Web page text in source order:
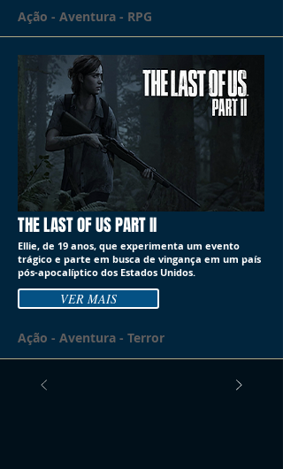
Ação - Aventura - RPG
THE LAST OF US PART II
Ellie, de 19 anos, que experimenta um evento
trágico e parte em busca de vingança em um país
pós-apocalíptico dos Estados Unidos.
VER MAIS
Ação - Aventura - Terror